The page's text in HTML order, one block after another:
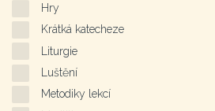
Hry
Krátká katecheze
Liturgie
Luštění
Metodiky lekcí